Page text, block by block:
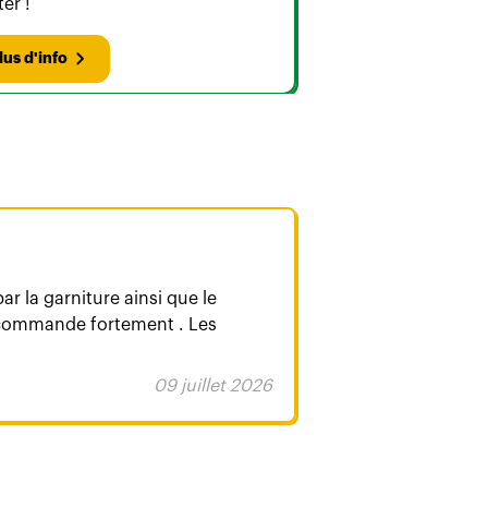
!
d'info
09 juillet 2026
la garniture ainsi que le
fortement . Les